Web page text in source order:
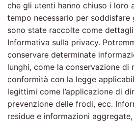
che gli utenti hanno chiuso i loro
tempo necessario per soddisfare
sono state raccolte come
Informativa sulla privacy.
conservare determinate
lunghi, come la conservazione
conformità con la legge
legittimi come l’applicazione di
prevenzione delle frodi, ecc.
residue e informazioni